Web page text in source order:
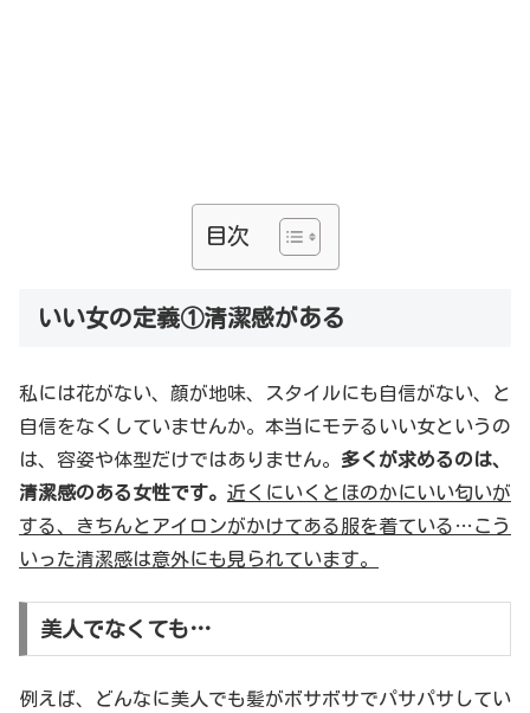
目次
いい女の定義①清潔感がある
私には花がない、顔が地味、スタイルにも自信がない、と
自信をなくしていませんか。本当にモテるいい女というの
は、容姿や体型だけではありません。 多くが求めるのは、
清潔感のある女性です。 近くにいくとほのかにいい匂いが
する、きちんとアイロンがかけてある服を着ている…こう
いった清潔感は意外にも見られています。
美人でなくても…
例えば、どんなに美人でも髪がボサボサでパサパサしてい